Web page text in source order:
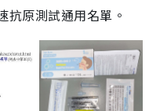
抗原測試通用名單。